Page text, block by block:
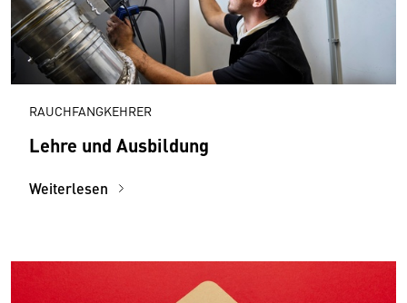
RAUCHFANGKEHRER
Lehre und Ausbildung
Weiterlesen